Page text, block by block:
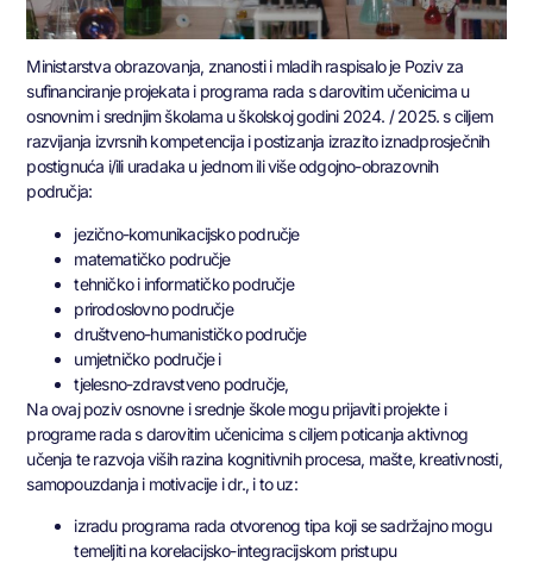
Ministarstva obrazovanja, znanosti i mladih raspisalo je Poziv za
sufinanciranje projekata i programa rada s darovitim učenicima u
osnovnim i srednjim školama u školskoj godini 2024. / 2025. s ciljem
razvijanja izvrsnih kompetencija i postizanja izrazito iznadprosječnih
postignuća i/ili uradaka u jednom ili više odgojno-obrazovnih
područja:
jezično-komunikacijsko područje
matematičko područje
tehničko i informatičko područje
prirodoslovno područje
društveno-humanističko područje
umjetničko područje i
tjelesno-zdravstveno područje,
Na ovaj poziv osnovne i srednje škole mogu prijaviti projekte i
programe rada s darovitim učenicima s ciljem poticanja aktivnog
učenja te razvoja viših razina kognitivnih procesa, mašte, kreativnosti,
samopouzdanja i motivacije i dr., i to uz:
izradu programa rada otvorenog tipa koji se sadržajno mogu
temeljiti na korelacijsko-integracijskom pristupu